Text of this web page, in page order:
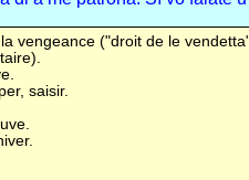
vengeance ("droit de le
saisir.